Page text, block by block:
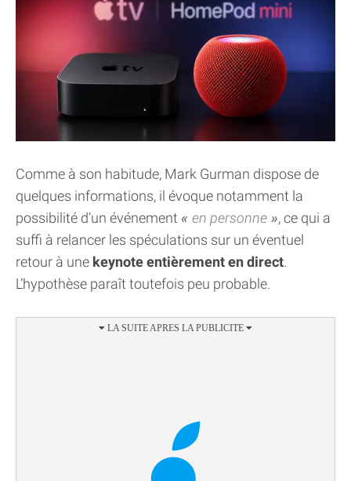
Comme à son habitude, Mark Gurman dispose de
quelques informations, il évoque notamment la
possibilité d’un événement
en personne
, ce qui a
suffi à relancer les spéculations sur un éventuel
retour à une keynote entièrement en direct.
L’hypothèse paraît toutefois peu probable.